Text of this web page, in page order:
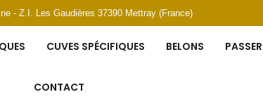
- Z.I. Les Gaudières 37390 Mettray (France)
CUVES SPÉCIFIQUES BELONS
CONTACT